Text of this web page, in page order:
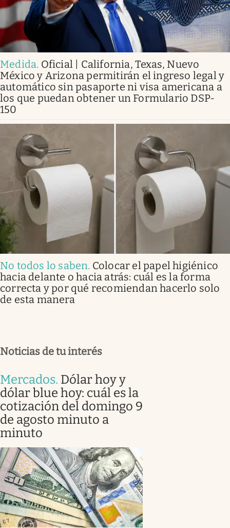
Medida. Oficial | California, Texas, Nuevo
México y Arizona permitirán el ingreso legal y
automático sin pasaporte ni visa americana a
los que puedan obtener un Formulario DSP-
150
No todos lo saben. Colocar el papel higiénico
hacia delante o hacia atrás: cuál es la forma
correcta y por qué recomiendan hacerlo solo
de esta manera
Noticias de tu interés
Mercados. Dólar hoy y
dólar blue hoy: cuál es la
cotización del domingo 9
de agosto minuto a
minuto